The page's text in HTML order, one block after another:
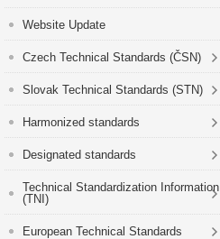
Website Update
Czech Technical Standards (ČSN)
Slovak Technical Standards (STN)
Harmonized standards
Designated standards
Technical Standardization Information
(TNI)
European Technical Standards